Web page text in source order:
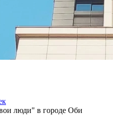
люди" в городе Оби